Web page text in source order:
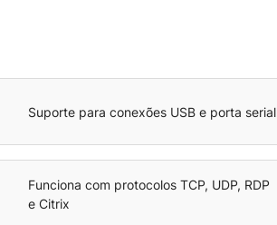
Suporte para conexões USB e porta serial
Funciona com protocolos TCP, UDP, RDP
e Citrix